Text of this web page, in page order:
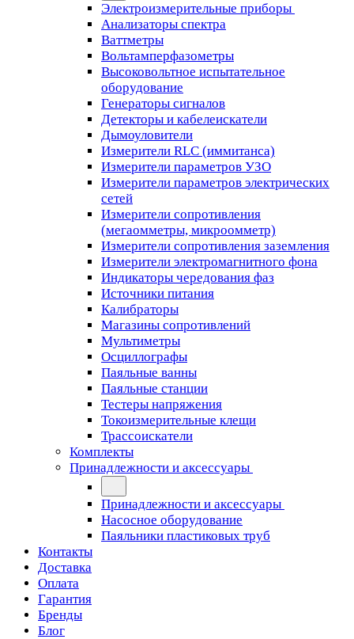
Электроизмерительные приборы
Анализаторы спектра
Ваттметры
Вольтамперфазометры
Высоковольтное испытательное
оборудование
Генераторы сигналов
Детекторы и кабелеискатели
Дымоуловители
Измерители RLC (иммитанса)
Измерители параметров УЗО
Измерители параметров электрических
сетей
Измерители сопротивления
(мегаомметры, микроомметр)
Измерители сопротивления заземления
Измерители электромагнитного фона
Индикаторы чередования фаз
Источники питания
Калибраторы
Магазины сопротивлений
Мультиметры
Осциллографы
Паяльные ванны
Паяльные станции
Тестеры напряжения
Токоизмерительные клещи
Трассоискатели
Комплекты
Принадлежности и аксессуары
Принадлежности и аксессуары
Насосное оборудование
Паяльники пластиковых труб
Контакты
Доставка
Оплата
Гарантия
Бренды
Блог